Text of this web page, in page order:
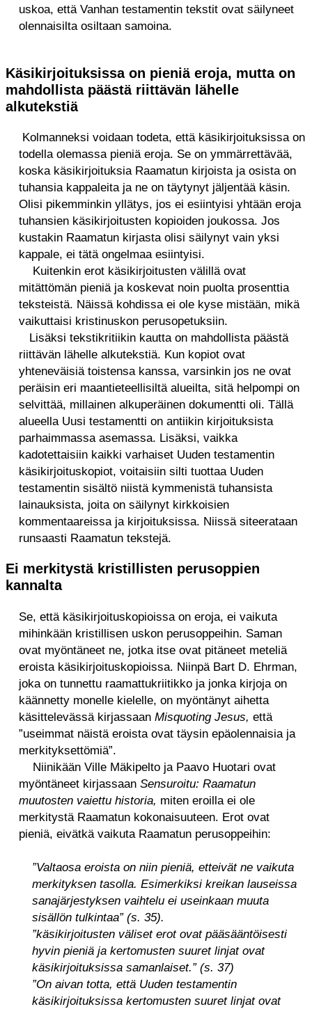
uskoa, että Vanhan testamentin tekstit ovat säilyneet
olennaisilta osiltaan samoina.
Käsikirjoituksissa on pieniä eroja, mutta on
mahdollista päästä riittävän lähelle
alkutekstiä
Kolmanneksi voidaan todeta, että käsikirjoituksissa on
todella olemassa pieniä eroja. Se on ymmärrettävää,
koska käsikirjoituksia Raamatun kirjoista ja osista on
tuhansia kappaleita ja ne on täytynyt jäljentää käsin.
Olisi pikemminkin yllätys, jos ei esiintyisi yhtään eroja
tuhansien käsikirjoitusten kopioiden joukossa. Jos
kustakin Raamatun kirjasta olisi säilynyt vain yksi
kappale, ei tätä ongelmaa esiintyisi.
Kuitenkin erot käsikirjoitusten välillä ovat
mitättömän pieniä ja koskevat noin puolta prosenttia
teksteistä. Näissä kohdissa ei ole kyse mistään, mikä
vaikuttaisi kristinuskon perusopetuksiin.
Lisäksi tekstikritiikin kautta on mahdollista päästä
riittävän lähelle alkutekstiä. Kun kopiot ovat
yhteneväisiä toistensa kanssa, varsinkin jos ne ovat
peräisin eri maantieteellisiltä alueilta, sitä helpompi on
selvittää, millainen alkuperäinen dokumentti oli. Tällä
alueella Uusi testamentti on antiikin kirjoituksista
parhaimmassa asemassa. Lisäksi, vaikka
kadotettaisiin kaikki varhaiset Uuden testamentin
käsikirjoituskopiot, voitaisiin silti tuottaa Uuden
testamentin sisältö niistä kymmenistä tuhansista
lainauksista, joita on säilynyt kirkkoisien
kommentaareissa ja kirjoituksissa. Niissä siteerataan
runsaasti Raamatun tekstejä.
Ei merkitystä kristillisten perusoppien
kannalta
Se, että käsikirjoituskopioissa on eroja, ei vaikuta
mihinkään kristillisen uskon perusoppeihin. Saman
ovat myöntäneet ne, jotka itse ovat pitäneet meteliä
eroista käsikirjoituskopioissa. Niinpä Bart D. Ehrman,
joka on tunnettu raamattukriitikko ja jonka kirjoja on
käännetty monelle kielelle, on myöntänyt aihetta
käsittelevässä kirjassaan Misquoting Jesus, että
”useimmat näistä eroista ovat täysin epäolennaisia ja
merkityksettömiä”.
Niinikään Ville Mäkipelto ja Paavo Huotari ovat
myöntäneet kirjassaan Sensuroitu: Raamatun
muutosten vaiettu historia, miten eroilla ei ole
merkitystä Raamatun kokonaisuuteen. Erot ovat
pieniä, eivätkä vaikuta Raamatun perusoppeihin:
”Valtaosa eroista on niin pieniä, etteivät ne vaikuta
merkityksen tasolla. Esimerkiksi kreikan lauseissa
sanajärjestyksen vaihtelu ei useinkaan muuta
sisällön tulkintaa”(s. 35).
”käsikirjoitusten väliset erot ovat pääsääntöisesti
hyvin pieniä ja kertomusten suuret linjat ovat
käsikirjoituksissa samanlaiset.”(s. 37)
”On aivan totta, että Uuden testamentin
käsikirjoituksissa kertomusten suuret linjat ovat